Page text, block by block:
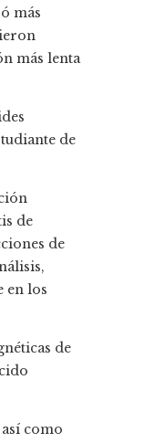
más
más lenta
de
de
de
en los
de
como